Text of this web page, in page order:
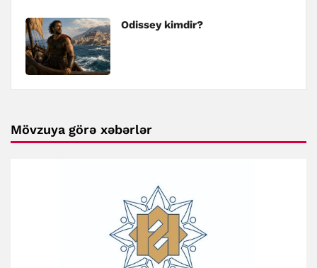
Odissey kimdir?
Mövzuya görə xəbərlər